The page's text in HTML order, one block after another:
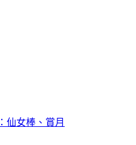
仙女棒、賞月